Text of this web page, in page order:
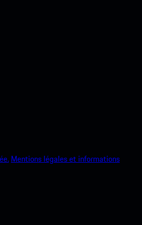
Mentions légales et informations